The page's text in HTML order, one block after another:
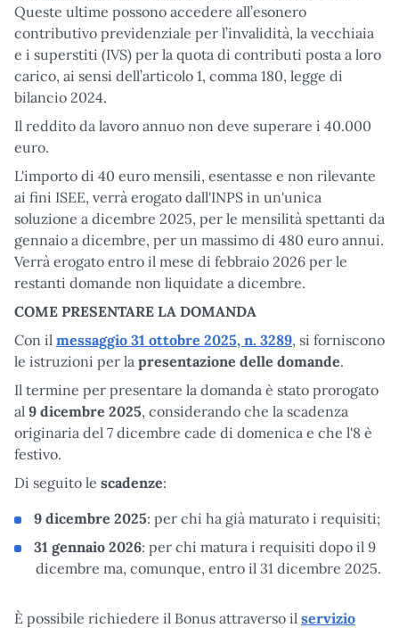
Queste ultime possono accedere all’esonero
contributivo previdenziale per l’invalidità, la vecchiaia
e i superstiti (IVS) per la quota di contributi posta a loro
carico, ai sensi dell’articolo 1, comma 180, legge di
bilancio 2024.
Il reddito da lavoro annuo non deve superare i 40.000
euro.
L'importo di 40 euro mensili, esentasse e non rilevante
ai fini ISEE, verrà erogato dall'INPS in un'unica
soluzione a dicembre 2025, per le mensilità spettanti da
gennaio a dicembre, per un massimo di 480 euro annui.
Verrà erogato entro il mese di febbraio 2026 per le
restanti domande non liquidate a dicembre.
COME PRESENTARE LA DOMANDA
Con il messaggio 31 ottobre 2025, n. 3289, si forniscono
le istruzioni per la presentazione delle domande.
Il termine per presentare la domanda è stato prorogato
al 9 dicembre 2025, considerando che la scadenza
originaria del 7 dicembre cade di domenica e che l'8 è
festivo.
Di seguito le scadenze:
9 dicembre 2025: per chi ha già maturato i requisiti;
31 gennaio 2026: per chi matura i requisiti dopo il 9
dicembre ma, comunque, entro il 31 dicembre 2025.
È possibile richiedere il Bonus attraverso il servizio